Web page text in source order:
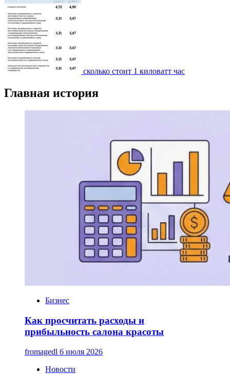
сколько стоит 1 киловатт час
Главная история
Бизнес
Как просчитать расходы и
прибыльность салона красоты
fromagedl 6 июля 2026
Новости